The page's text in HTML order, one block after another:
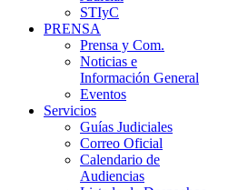
STIyC
PRENSA
Prensa y Com.
Noticias e
Información General
Eventos
Servicios
Guías Judiciales
Correo Oficial
Calendario de
Audiencias